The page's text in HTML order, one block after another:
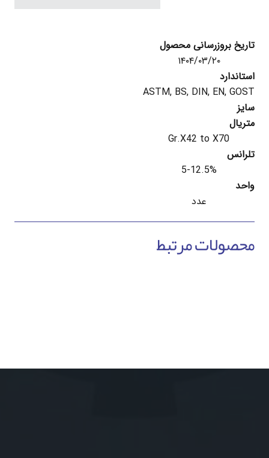
تاریخ بروزرسانی محصول
۱۴۰۴/۰۳/۲۰
استاندارد
ASTM, BS, DIN, EN, GOST
سایز
متریال
Gr.X42 to X70
تلرانس
5-12.5%
واحد
عدد
محصولات مرتبط